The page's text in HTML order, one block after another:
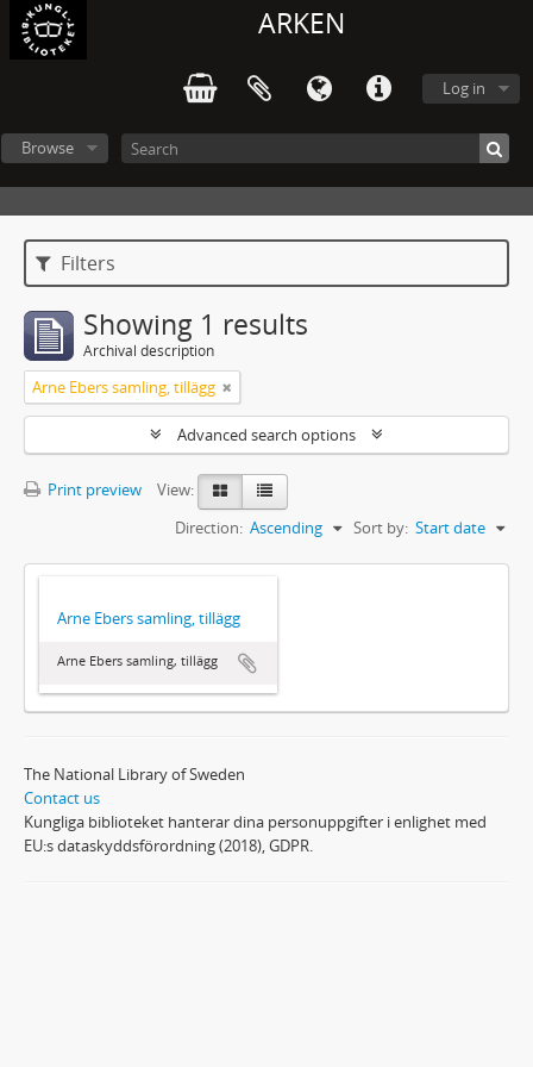
ARKEN
Log in
Browse
Filters
Showing 1 results
Archival description
Arne Ebers samling, tillägg
Advanced search options
Print preview
View:
Sort by: Start date
Direction: Ascending
Arne Ebers samling, tillägg
Arne Ebers samling, tillägg
The National Library of Sweden
Contact us
Kungliga biblioteket hanterar dina personuppgifter i enlighet med
EU:s dataskyddsförordning (2018), GDPR.